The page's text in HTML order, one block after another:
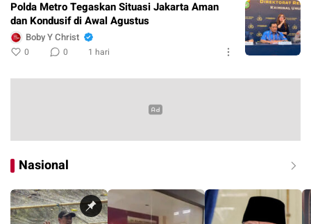
Polda Metro Tegaskan Situasi Jakarta Aman
dan Kondusif di Awal Agustus
Boby Y Christ
0 0 1 hari
Nasional